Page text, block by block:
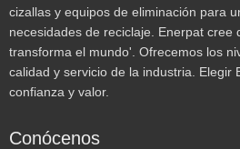
cizallas y equipos de eliminación para
necesidades de reciclaje. Enerpat cree
transforma el mundo'. Ofrecemos los
calidad y servicio de la industria. Elegir
confianza y valor.
Conócenos